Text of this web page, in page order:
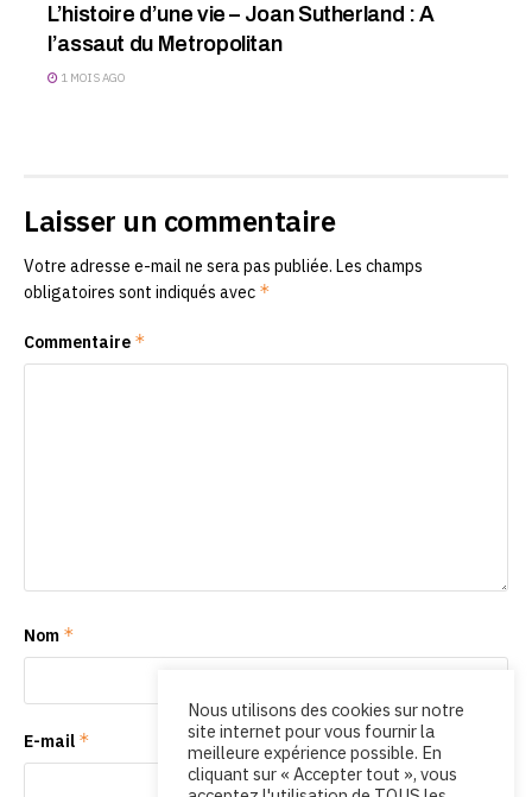
L’histoire d’une vie – Joan Sutherland : A
l’assaut du Metropolitan
1 MOIS AGO
Laisser un commentaire
Votre adresse e-mail ne sera pas publiée. Les champs
obligatoires sont indiqués avec *
Commentaire *
Nom *
E-mail *
Nous utilisons des cookies sur notre
site internet pour vous fournir la
meilleure expérience possible. En
cliquant sur « Accepter tout », vous